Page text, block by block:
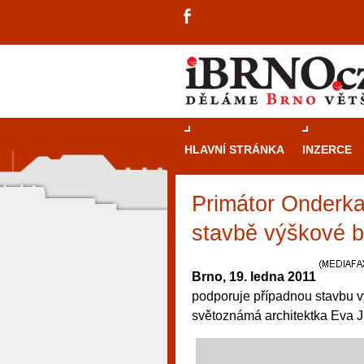
HLAVNÍ STRÁNKA INZERCE
Primátor
stavbě výškové
Brno, 19. ledna 2011
podporuje případnou stavbu
světoznámá architektka Eva